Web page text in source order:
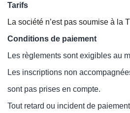
Tarifs
La société n’est pas soumise à la
Conditions de paiement
Les règlements sont exigibles au
Les inscriptions non
sont pas prises en compte.
Tout retard ou incident de